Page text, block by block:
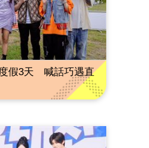
假3天 喊話巧遇直